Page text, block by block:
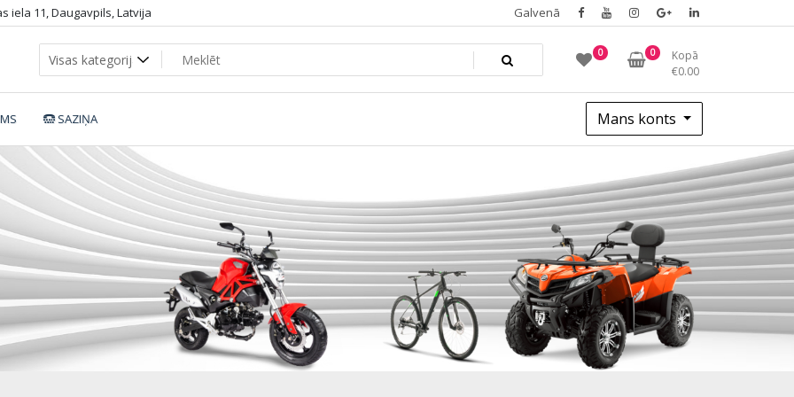
iela 11, Daugavpils, Latvija Galvenā
0 0
Kopā
€0.00
SAZIŅA Mans konts
11e5-a4ec-e41f13c4e72c